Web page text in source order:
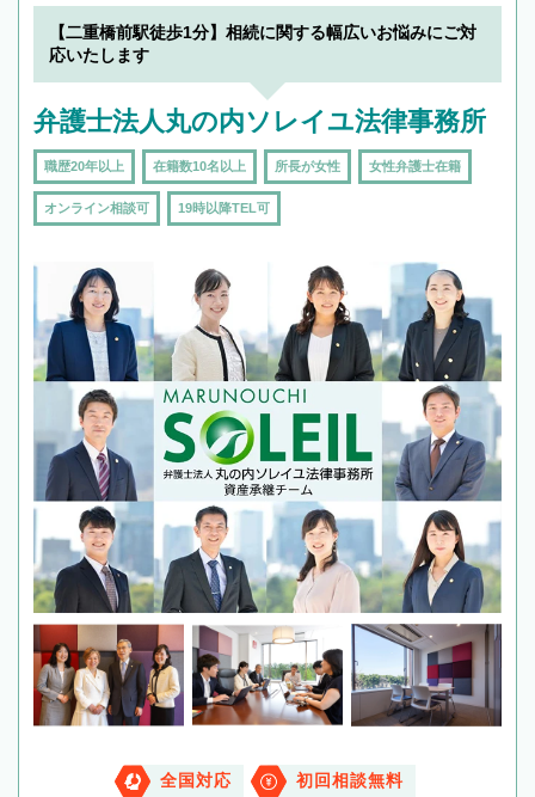
【二重橋前駅徒歩1分】相続に関する幅広いお悩みにご対
応いたします
弁護士法人丸の内ソレイユ法律事務所
職歴20年以上 在籍数10名以上 所長が女性 女性弁護士在籍
オンライン相談可 19時以降TEL可
全国対応 初回相談無料